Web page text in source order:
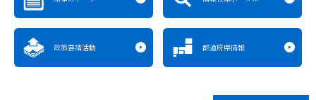
政策要請活動 都道府県情報